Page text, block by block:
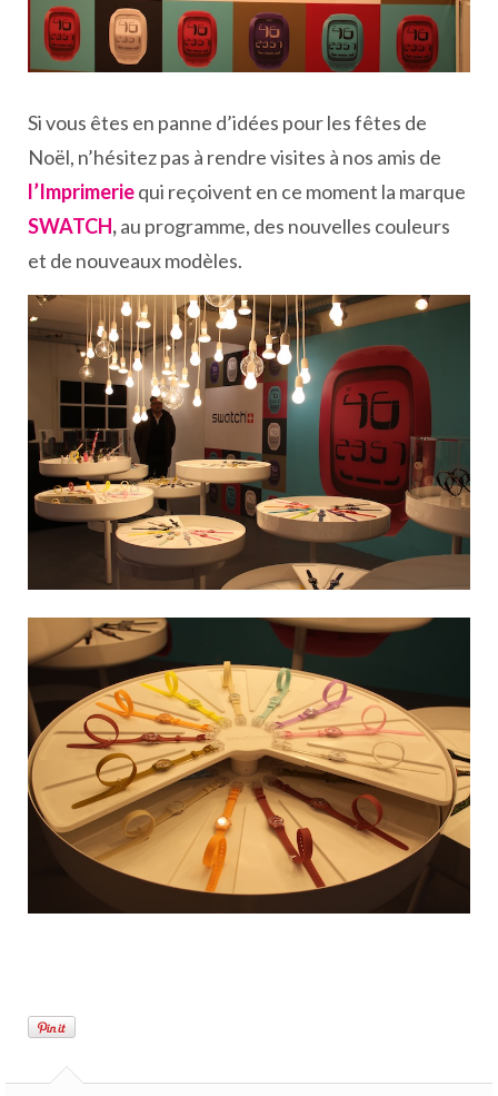
Si vous êtes en panne d’idées pour les fêtes de
Noël, n’hésitez pas à rendre visites à nos amis de
l’Imprimeriequi reçoivent en ce moment la marque
SWATCH,au programme, des nouvelles couleurs
et de nouveaux modèles.